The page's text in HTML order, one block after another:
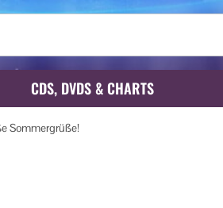
CDS, DVDS & CHARTS
Sommergrüße!